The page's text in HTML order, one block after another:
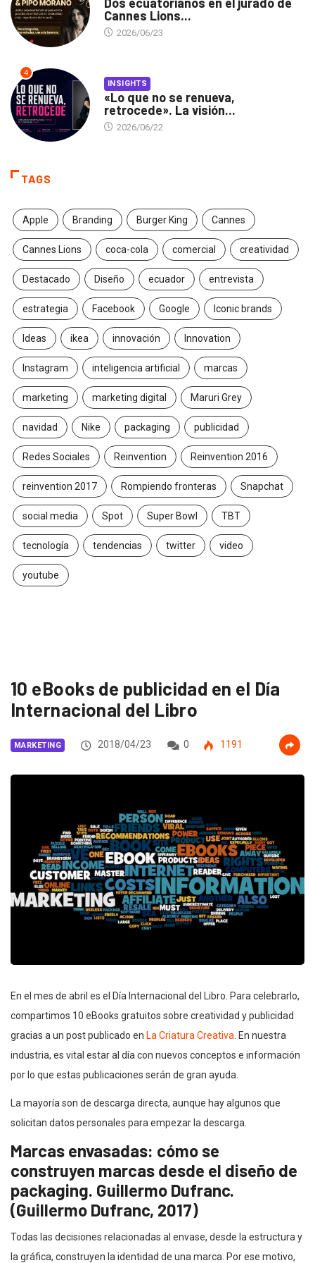
Cannes Lions...
2026/06/23
4
INSIGHTS
«Lo que no se renueva,
retrocede». La visión...
2026/06/22
TAGS
Apple Branding Burger King Cannes
Cannes Lions coca-cola comercial creatividad
Destacado Diseño ecuador entrevista
estrategia Facebook Google Iconic brands
Ideas ikea innovación Innovation
Instagram inteligencia artificial marcas
marketing marketing digital Maruri Grey
navidad Nike packaging publicidad
Redes Sociales Reinvention Reinvention 2016
reinvention 2017 Rompiendo fronteras Snapchat
social media Spot Super Bowl TBT
tecnología tendencias twitter video
youtube
10 eBooks de publicidad en el Día
Internacional del Libro
MARKETING 2018/04/23 0 1191
En el mes de abril es el Día Internacional del Libro. Para celebrarlo,
compartimos 10 eBooks gratuitos sobre creatividad y publicidad
gracias a un post publicado en La Criatura Creativa . En nuestra
industria, es vital estar al día con nuevos conceptos e información
por lo que estas publicaciones serán de gran ayuda.
La mayoría son de descarga directa, aunque hay algunos que
solicitan datos personales para empezar la descarga.
Marcas envasadas: cómo se
construyen marcas desde el diseño de
packaging. Guillermo Dufranc.
(Guillermo Dufranc, 2017)
Todas las decisiones relacionadas al envase, desde la estructura y
la gráfica, construyen la identidad de una marca. Por ese motivo,